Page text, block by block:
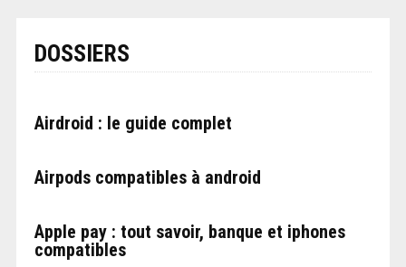
DOSSIERS
Airdroid : le guide complet
Airpods compatibles à android
Apple pay : tout savoir, banque et iphones
compatibles